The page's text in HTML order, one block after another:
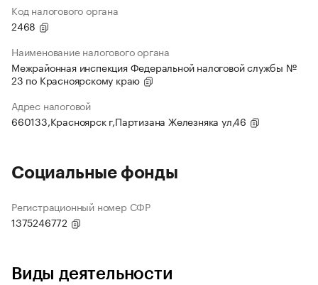
Код налогового органа
2468
Наименование налогового органа
Межрайонная инспекция Федеральной налоговой службы №
23 по Красноярскому краю
Адрес налоговой
660133,Красноярск г,Партизана Железняка ул,46
Социальные фонды
Регистрационный номер СФР
1375246772
Виды деятельности